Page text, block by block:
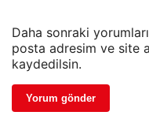
Daha sonraki
posta adresim ve site
kaydedilsin.